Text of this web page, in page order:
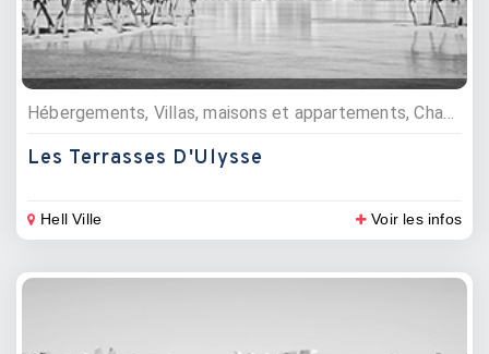
Les Terrasses D'Ulysse
Hell Ville Voir les infos